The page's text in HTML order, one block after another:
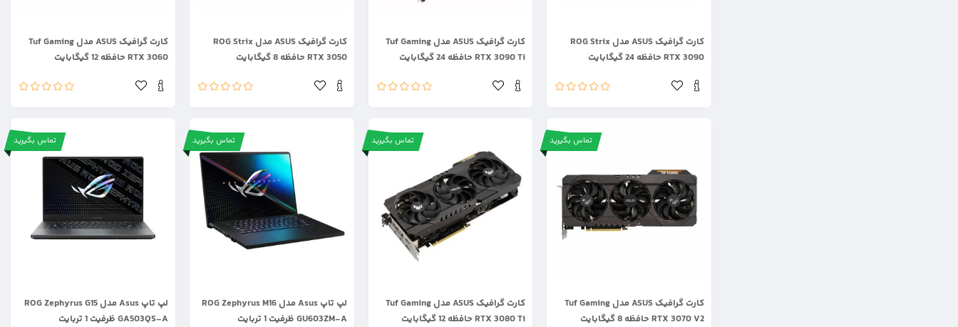
کارت گرافیک ASUS مدل ROG Strix
RTX 3090 حافظه 24 گیگابایت
کارت گرافیک ASUS مدل Tuf Gaming
RTX 3090 Ti حافظه 24 گیگابایت
کارت گرافیک ASUS مدل ROG Strix
RTX 3050 حافظه 8 گیگابایت
کارت گرافیک ASUS مدل Tuf Gaming
RTX 3060 حافظه 12 گیگابایت
تماس بگیرید
کارت گرافیک ASUS مدل Tuf Gaming
RTX 3070 V2 حافظه 8 گیگابایت
تماس بگیرید
کارت گرافیک ASUS مدل Tuf Gaming
RTX 3080 Ti حافظه 12 گیگابایت
تماس بگیرید
لپ تاپ Asus مدل ROG Zephyrus M16
GU603ZM-A ظرفیت 1 تربایت
تماس بگیرید
لپ تاپ Asus مدل ROG Zephyrus G15
GA503QS-A ظرفیت 1 تربایت